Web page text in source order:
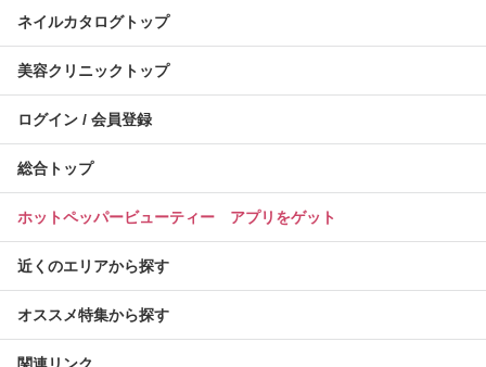
ネイルカタログトップ
美容クリニックトップ
ログイン / 会員登録
総合トップ
ホットペッパービューティー アプリをゲット
近くのエリアから探す
オススメ特集から探す